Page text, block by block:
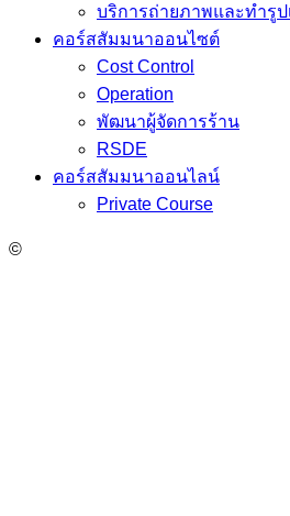
บริการถ่ายภาพและทำรูป
คอร์สสัมมนาออนไซต์
Cost Control
Operation
พัฒนาผู้จัดการร้าน
RSDE
คอร์สสัมมนาออนไลน์
Private Course
©